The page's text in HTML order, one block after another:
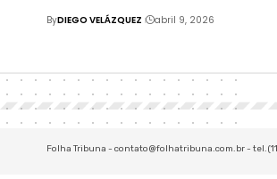
ByDIEGO VELÁZQUEZ abril 9, 2026
Folha Tribuna - contato@folhatribuna.com.br-